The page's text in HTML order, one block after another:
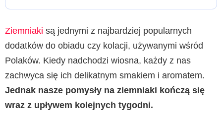
Ziemniaki są jednymi z najbardziej popularnych
dodatków do obiadu czy kolacji, używanymi wśród
Polaków. Kiedy nadchodzi wiosna, każdy z nas
zachwyca się ich delikatnym smakiem i aromatem.
Jednak nasze pomysły na ziemniaki kończą się
wraz z upływem kolejnych tygodni.